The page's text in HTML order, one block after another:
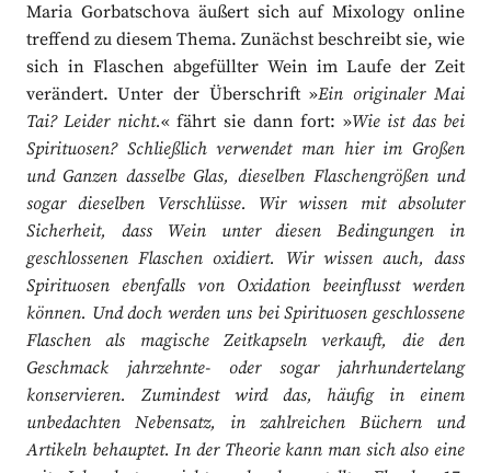
Maria Gorbatschova äußert sich auf Mixology online
treffend zu diesem Thema. Zunächst beschreibt sie, wie
sich in Flaschen abgefüllter Wein im Laufe der Zeit
verändert. Unter der Überschrift »Ein originaler Mai
Tai? Leider nicht.« fährt sie dann fort: »Wie ist das bei
Spirituosen? Schließlich verwendet man hier im Großen
und Ganzen dasselbe Glas, dieselben Flaschengrößen und
sogar dieselben Verschlüsse. Wir wissen mit absoluter
Sicherheit, dass Wein unter diesen Bedingungen in
geschlossenen Flaschen oxidiert. Wir wissen auch, dass
Spirituosen ebenfalls von Oxidation beeinflusst werden
können. Und doch werden uns bei Spirituosen geschlossene
Flaschen als magische Zeitkapseln verkauft, die den
Geschmack jahrzehnte- oder sogar jahrhundertelang
konservieren. Zumindest wird das, häufig in einem
unbedachten Nebensatz, in zahlreichen Büchern und
Artikeln behauptet. In der Theorie kann man sich also eine